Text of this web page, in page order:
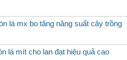
lá mx bo tăng năng suất cây trồng
lá mít cho lan đạt hiệu quả cao